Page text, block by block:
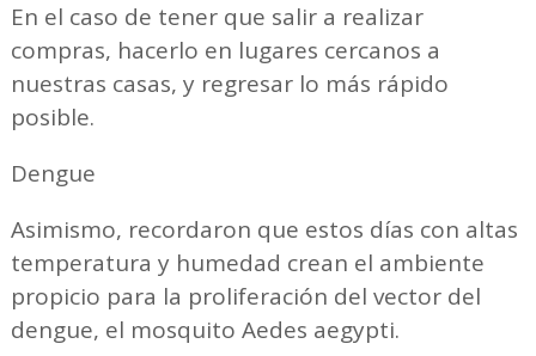
En el caso de tener que salir a realizar
compras, hacerlo en lugares cercanos a
nuestras casas, y regresar lo más rápido
posible.
Dengue
Asimismo, recordaron que estos días con altas
temperatura y humedad crean el ambiente
propicio para la proliferación del vector del
dengue, el mosquito Aedes aegypti.